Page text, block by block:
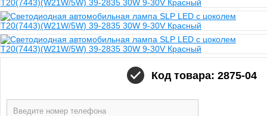
Код товара: 2875-04